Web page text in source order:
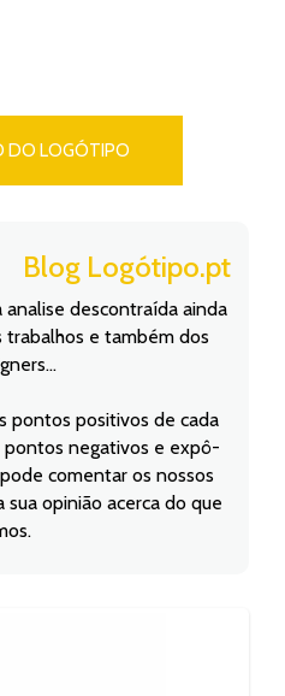
DO LOGÓTIPO
Blog Logótipo.pt
descontraída ainda
trabalhos e também dos
pontos positivos de cada
pontos negativos e expô-
comentar os nossos
opinião acerca do que